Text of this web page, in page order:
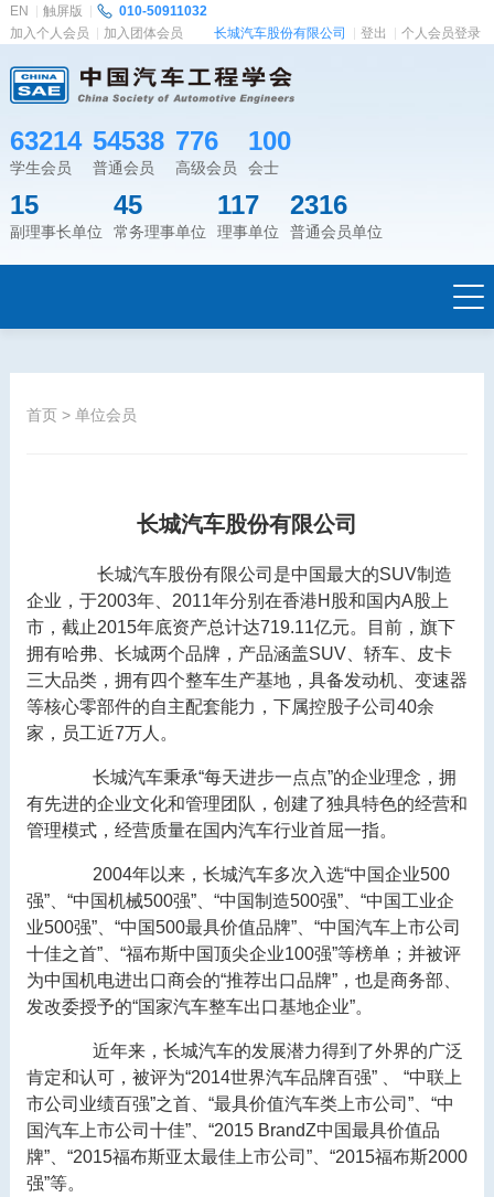
EN 触屏版
010-50911032
长城汽车股份有限公司
登出 个人会员登录
加入个人会员 加入团体会员
63214
学生会员
54538
普通会员
776
高级会员
100
会士
15
副理事长单位
45
常务理事单位
117
理事单位
2316
普通会员单位
首页> 单位会员
长城汽车股份有限公司
长城汽车股份有限公司是中国最大的SUV制造
企业，于2003年、2011年分别在香港H股和国内A股上
市，截止2015年底资产总计达719.11亿元。目前，旗下
拥有哈弗、长城两个品牌，产品涵盖SUV、轿车、皮卡
三大品类，拥有四个整车生产基地，具备发动机、变速器
等核心零部件的自主配套能力，下属控股子公司40余
家，员工近7万人。
长城汽车秉承“每天进步一点点”的企业理念，拥
有先进的企业文化和管理团队，创建了独具特色的经营和
管理模式，经营质量在国内汽车行业首屈一指。
2004年以来，长城汽车多次入选“中国企业500
强”、“中国机械500强”、“中国制造500强”、“中国工业企
业500强”、“中国500最具价值品牌”、“中国汽车上市公司
十佳之首”、“福布斯中国顶尖企业100强”等榜单；并被评
为中国机电进出口商会的“推荐出口品牌”，也是商务部、
发改委授予的“国家汽车整车出口基地企业”。
近年来，长城汽车的发展潜力得到了外界的广泛
肯定和认可，被评为“2014世界汽车品牌百强” 、 “中联上
市公司业绩百强”之首、“最具价值汽车类上市公司”、“中
国汽车上市公司十佳”、“2015 BrandZ中国最具价值品
牌”、“2015福布斯亚太最佳上市公司”、“2015福布斯2000
强”等。